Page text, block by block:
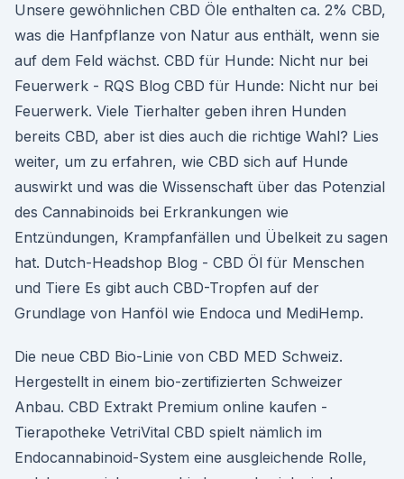
Unsere gewöhnlichen CBD Öle enthalten ca. 2% CBD,
was die Hanfpflanze von Natur aus enthält, wenn sie
auf dem Feld wächst. CBD für Hunde: Nicht nur bei
Feuerwerk - RQS Blog CBD für Hunde: Nicht nur bei
Feuerwerk. Viele Tierhalter geben ihren Hunden
bereits CBD, aber ist dies auch die richtige Wahl? Lies
weiter, um zu erfahren, wie CBD sich auf Hunde
auswirkt und was die Wissenschaft über das Potenzial
des Cannabinoids bei Erkrankungen wie
Entzündungen, Krampfanfällen und Übelkeit zu sagen
hat. Dutch-Headshop Blog - CBD Öl für Menschen
und Tiere Es gibt auch CBD-Tropfen auf der
Grundlage von Hanföl wie Endoca und MediHemp.
Die neue CBD Bio-Linie von CBD MED Schweiz.
Hergestellt in einem bio-zertifizierten Schweizer
Anbau. CBD Extrakt Premium online kaufen -
Tierapotheke VetriVital CBD spielt nämlich im
Endocannabinoid-System eine ausgleichende Rolle,